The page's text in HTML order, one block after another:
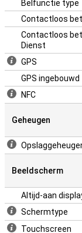
Belfunctie type
Contactloos
Contactloos
Dienst
GPS
GPS ingebouwd
NFC
Geheugen
Beeldscherm
Altijd-aan
Schermtype
Touchscreen